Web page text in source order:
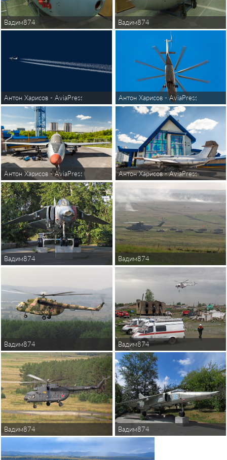
Вадим874 Вадим874
Антон Харисов - AviaPressPhoto Антон Харисов - AviaPressPhoto
Антон Харисов - AviaPressPhoto Антон Харисов - AviaPressPhoto
Вадим874 Вадим874
Вадим874 Вадим874
Вадим874 Вадим874